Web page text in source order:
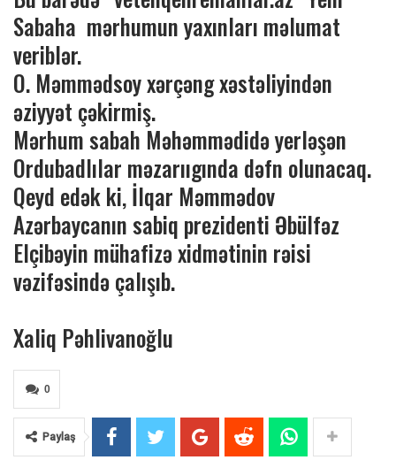
Sabaha mərhumun yaxınları məlumat
veriblər.
O. Məmmədsoy xərçəng xəstəliyindən
əziyyət çəkirmiş.
Mərhum sabah Məhəmmədidə yerləşən
Ordubadlılar məzarııgında dəfn olunacaq.
Qeyd edək ki, İlqar Məmmədov
Azərbaycanın sabiq prezidenti Əbülfəz
Elçibəyin mühafizə xidmətinin rəisi
vəzifəsində çalışıb.
Xaliq Pəhlivanoğlu
0
Paylaş